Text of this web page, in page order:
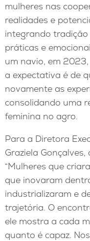
mulheres nas
realidades e
integrando tradição
práticas e
um navio, em
a expectativa é de
novamente as
consolidando uma
feminina no agro.
Para a Diretora
Graziela
“Mulheres que
que inovaram
industrializaram e
trajetória. O
ele mostra a cada
quanto é capaz.